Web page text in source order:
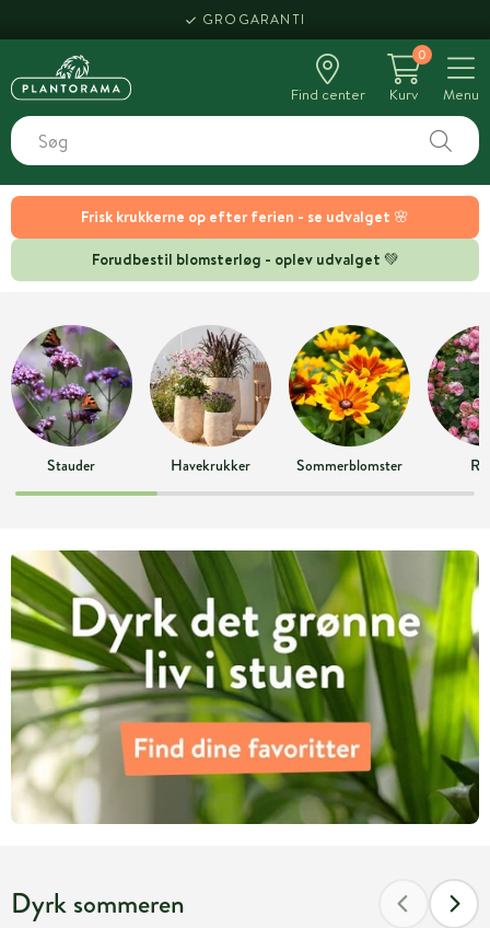
GROGARANTI
Find center
0
Kurv
Menu
Frisk krukkerne op efter ferien - se udvalget 🌸
Forudbestil blomsterløg - oplev udvalget 💚
Stauder Havekrukker Sommerblomster
Dyrk sommeren